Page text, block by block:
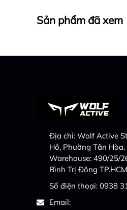
Sản phẩm đã xem
Địa chỉ: Wolf Active
Hồ, Phường Tân Hòa,
Warehouse: 490/25/
Bình Trị Đông TP.HCM
Số điện thoại: 0938
Email: